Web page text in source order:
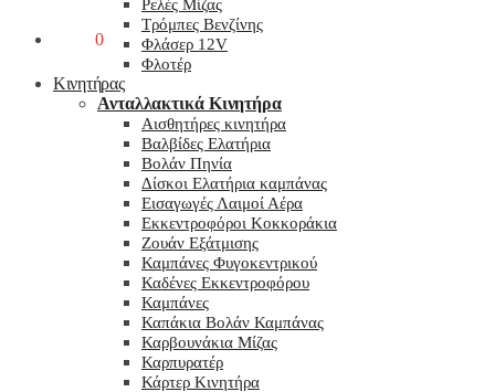
0
Ρελές Μίζας
Τρόμπες Βενζίνης
Φλάσερ 12V
Φλοτέρ
Κινητήρας
Ανταλλακτικά Κινητήρα
Αισθητήρες κινητήρα
Βαλβίδες Ελατήρια
Βολάν Πηνία
Δίσκοι Ελατήρια καμπάνας
Εισαγωγές Λαιμοί Αέρα
Εκκεντροφόροι Κοκκοράκια
Ζουάν Εξάτμισης
Καμπάνες Φυγοκεντρικού
Καδένες Εκκεντροφόρου
Καμπάνες
Καπάκια Βολάν Καμπάνας
Καρβουνάκια Μίζας
Καρπυρατέρ
Κάρτερ Κινητήρα